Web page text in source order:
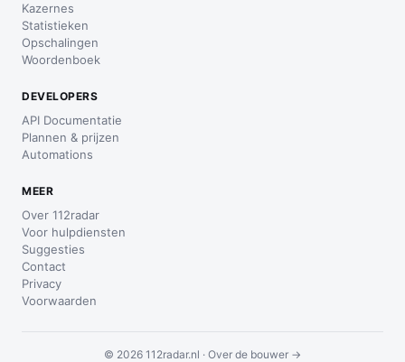
Kazernes
Statistieken
Opschalingen
Woordenboek
DEVELOPERS
API Documentatie
Plannen & prijzen
Automations
MEER
Over 112radar
Voor hulpdiensten
Suggesties
Contact
Privacy
Voorwaarden
© 2026 112radar.nl · Over de bouwer →